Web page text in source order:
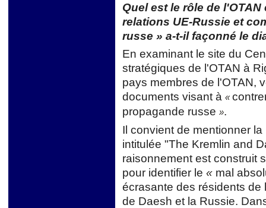
Quel est le rôle de
relations UE-Russie et
russe » a-t-il façonné le
En examinant le site du
stratégiques de l'OTAN à
pays membres de l'OTAN,
documents visant à «
propagande russe ».
Il convient de mentionner
intitulée "The Kremlin and
raisonnement est construit
pour identifier le « mal
écrasante des résidents
de Daesh et la Russie.